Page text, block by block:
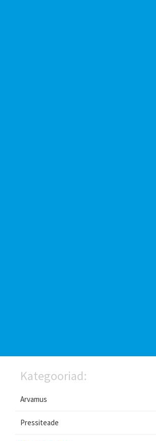
Kategooriad:
Arvamus
Pressiteade